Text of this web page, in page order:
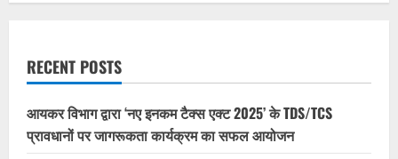
RECENT POSTS
आयकर विभाग द्वारा ‘नए इनकम टैक्स एक्ट 2025’ के TDS/TCS
प्रावधानों पर जागरूकता कार्यक्रम का सफल आयोजन